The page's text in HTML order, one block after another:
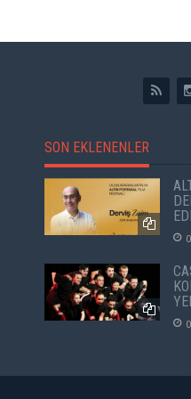
SON EKLENENLER